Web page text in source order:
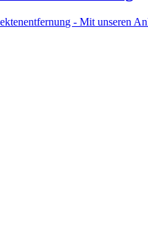
- Mit unseren